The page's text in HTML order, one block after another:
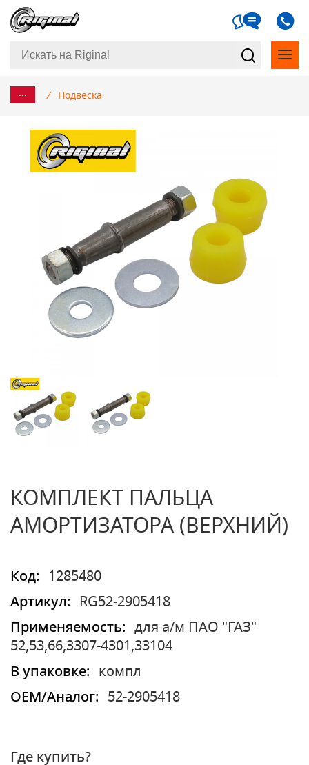
... / Подвеска
КОМПЛЕКТ ПАЛЬЦА
АМОРТИЗАТОРА (ВЕРХНИЙ)
Код:
1285480
Артикул:
RG52-2905418
Применяемость:
для а/м ПАО "ГАЗ"
52,53,66,3307-4301,33104
В упаковке:
компл
OEM/Аналог:
52-2905418
Где купить?